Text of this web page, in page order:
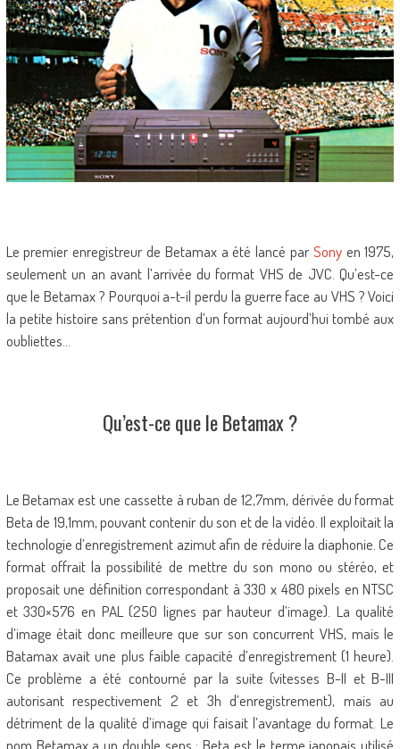
Le premier enregistreur de Betamax a été lancé parSonyen 1975,
seulement un an avant l’arrivée du format VHS de JVC. Qu’est-ce
que le Betamax ? Pourquoi a-t-il perdu la guerre face au VHS ? Voici
la petite histoire sans prétention d’un format aujourd’hui tombé aux
oubliettes…
Qu’est-ce que le Betamax ?
Le Betamax est une cassette à ruban de 12,7mm, dérivée du format
Beta de 19,1mm, pouvant contenir du son et de la vidéo. Il exploitait la
technologie d’enregistrement azimut afin de réduire la diaphonie. Ce
format offrait la possibilité de mettre du son mono ou stéréo, et
proposait une définition correspondant à 330 x 480 pixels en NTSC
et 330×576 en PAL (250 lignes par hauteur d’image). La qualité
d’image était donc meilleure que sur son concurrent VHS, mais le
Batamax avait une plus faible capacité d’enregistrement (1 heure).
Ce problème a été contourné par la suite (vitesses B-II et B-III
autorisant respectivement 2 et 3h d’enregistrement), mais au
détriment de la qualité d’image qui faisait l’avantage du format. Le
nom Betamax a un double sens : Beta est le terme japonais utilisé